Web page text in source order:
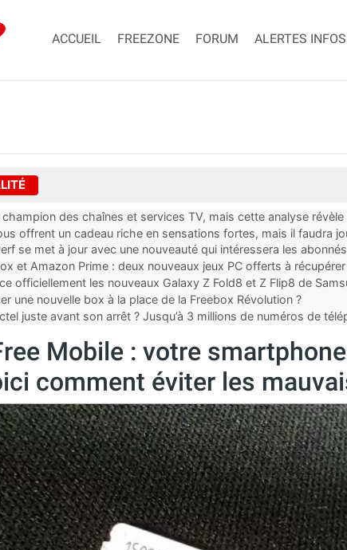
ACCUEIL FREEZONE FORUM ALERTES INFOS
champion des chaînes et services TV, mais cette analyse révèle
offrent un cadeau riche en sensations fortes, mais il faudra
se met à jour avec une nouveauté qui intéressera les
SFR ...
et Amazon Prime : deux nouveaux jeux PC offerts à récupérer
officiellement les nouveaux Galaxy Z Fold8 et Z Flip8 de
cadeaux
une nouvelle box à la place de la Freebox Révolution ?
juste avant son arrêt ? Jusqu’à 3 millions de numéros de
Mobile : votre
comment éviter les